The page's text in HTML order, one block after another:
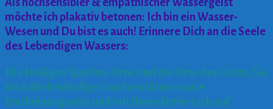
möchte ich plakativ betonen: Ich bin ein Wasser-
Wesen und Du bist es auch! Erinnere Dich an die Seele
des Lebendigen Wassers:
Die Heiligen Quellen-Orte sind die Orte des Lichts. Sie
sind altehrwürdige Gnadenstätten sowie
Erscheinungsorte und mit ihnen kreiere ich auf